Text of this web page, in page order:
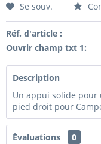
Se souv.
Réf. d'article :
Ouvrir champ txt 1:
Description
Un appui solide pour
pied droit pour
Évaluations
0